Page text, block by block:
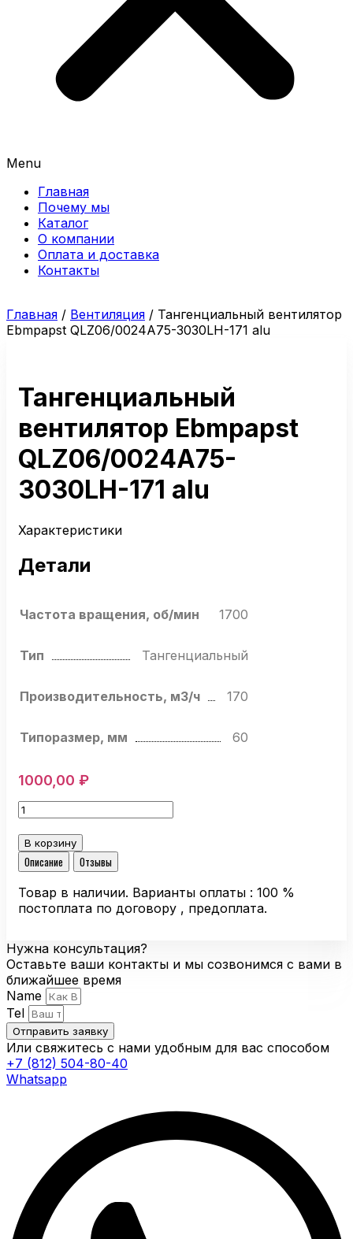
Menu
Главная
Почему мы
Каталог
О компании
Оплата и доставка
Контакты
Главная / Вентиляция / Тангенциальный вентилятор
Ebmpapst QLZ06/0024A75-3030LH-171 alu
Тангенциальный
вентилятор Ebmpapst
QLZ06/0024A75-
3030LH-171 alu
Характеристики
Детали
Частота вращения, об/мин 1700
Тип Тангенциальный
Производительность, м3/ч 170
Типоразмер, мм 60
1000,00 ₽
Количество
товара
Тангенциальный
вентилятор
Ebmpapst
QLZ06/0024A75-
3030LH-
171
В корзину
Описание
Отзывы
Товар в наличии. Варианты оплаты : 100 %
постоплата по договору , предоплата.
Нужна консультация?
Оставьте ваши контакты и мы созвонимся с вами в
ближайшее время
Name
Tel
Отправить заявку
Или свяжитесь с нами удобным для вас способом
+7 (812) 504-80-40
Whatsapp